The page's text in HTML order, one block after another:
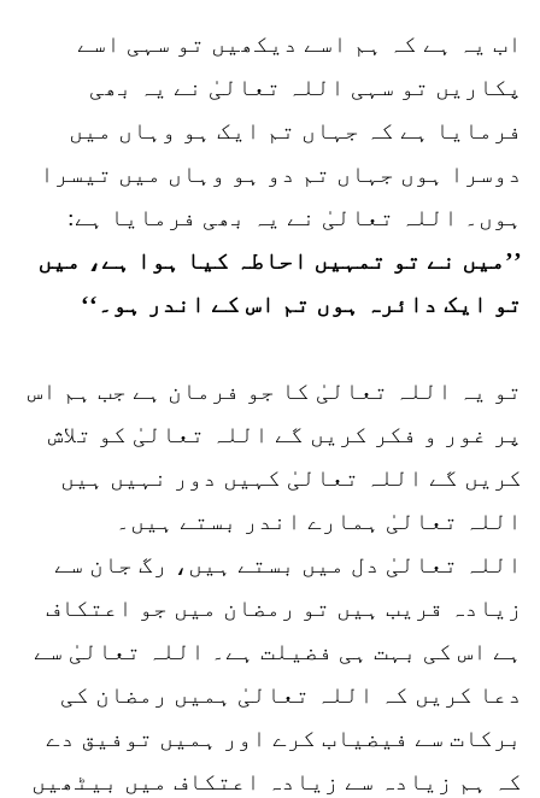
اب یہ ہے کہ ہم اسے دیکھیں تو سہی اسے
پکاریں تو سہی اللہ تعالیٰ نے یہ بھی
فرمایا ہے کہ جہاں تم ایک ہو وہاں میں
دوسرا ہوں جہاں تم دو ہو وہاں میں تیسرا
ہوں۔ اللہ تعالیٰ نے یہ بھی فرمایا ہے:
’’میں نے تو تمہیں احاطہ کیا ہوا ہے، میں
تو ایک دائرہ ہوں تم اس کے اندر ہو۔‘‘
تو یہ اللہ تعالیٰ کا جو فرمان ہے جب ہم اس
پر غور و فکر کریں گے اللہ تعالیٰ کو تلاش
کریں گے اللہ تعالیٰ کہیں دور نہیں ہیں
اللہ تعالیٰ ہمارے اندر بستے ہیں۔
اللہ تعالیٰ دل میں بستے ہیں، رگ جان سے
زیادہ قریب ہیں تو رمضان میں جو اعتکاف
ہے اس کی بہت ہی فضیلت ہے۔ اللہ تعالیٰ سے
دعا کریں کہ اللہ تعالیٰ ہمیں رمضان کی
برکات سے فیضیاب کرے اور ہمیں توفیق دے
کہ ہم زیادہ سے زیادہ اعتکاف میں بیٹھیں